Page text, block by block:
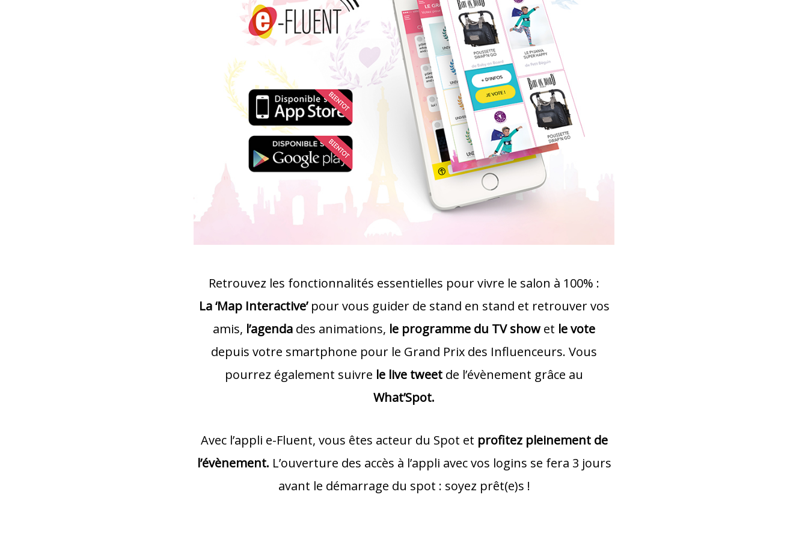
Retrouvez les fonctionnalités essentielles pour vivre le salon à 100% :
La ‘Map Interactive’ pour vous guider de stand en stand et retrouver vos
amis, l’agenda des animations, le programme du TV show et le vote
depuis votre smartphone pour le Grand Prix des Influenceurs. Vous
pourrez également suivre le live tweet de l’évènement grâce au
What’Spot.
Avec l’appli e-Fluent, vous êtes acteur du Spot et profitez pleinement de
l’évènement. L’ouverture des accès à l’appli avec vos logins se fera 3 jours
avant le démarrage du spot : soyez prêt(e)s !